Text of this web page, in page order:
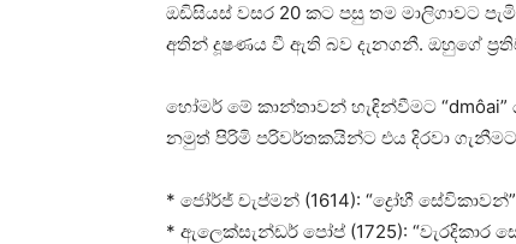
ඔඩිසියස් වසර 20 කට පසු තම මාලිගාවට
අතින් දූෂණය වී ඇති බව දැනගනී. ඔහුගේ
හෝමර් මේ කාන්තාවන් හැඳින්වීමට
නමුත් පිරිමි පරිවර්තකයින්ට එය දිරවා
* ජෝර්ජ් චැප්මන් (1614): “ද්‍රෝහී සේවිකාවන්”
* ඇලෙක්සැන්ඩර් පෝප් (1725): “වැරදිකාර